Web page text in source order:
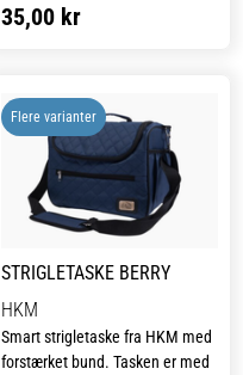
35,00 kr
Flere varianter
STRIGLETASKE BERRY
HKM
Smart strigletaske fra HKM med
forstærket bund. Tasken er med